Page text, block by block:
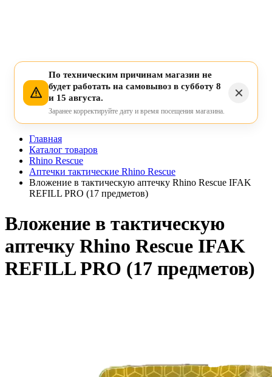
По техническим причинам магазин не
будет работать на самовывоз в субботу 8
и 15 августа.
Заранее корректируйте дату и время посещения магазина.
Главная
Каталог товаров
Rhino Rescue
Аптечки тактические Rhino Rescue
Вложение в тактическую аптечку Rhino Rescue IFAK
REFILL PRO (17 предметов)
Вложение в тактическую
аптечку Rhino Rescue IFAK
REFILL PRO (17 предметов)